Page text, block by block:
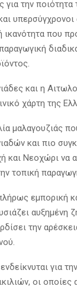
για την
ικανότητα που
και η
χάρτη της
μαλαγουζιάς
και πιο
και Νεοχώρι να
τοπική
εμπορική
αυξημένη
την
για
οι οποίες